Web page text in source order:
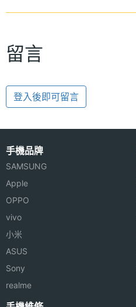
留言
登入後即可留言
手機品牌
SAMSUNG
Apple
OPPO
vivo
小米
ASUS
Sony
realme